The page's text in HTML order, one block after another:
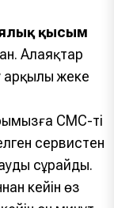
қысым
Алаяқтар
арқылы жеке
СМС-ті
сервистен
сұрайды.
кейін өз